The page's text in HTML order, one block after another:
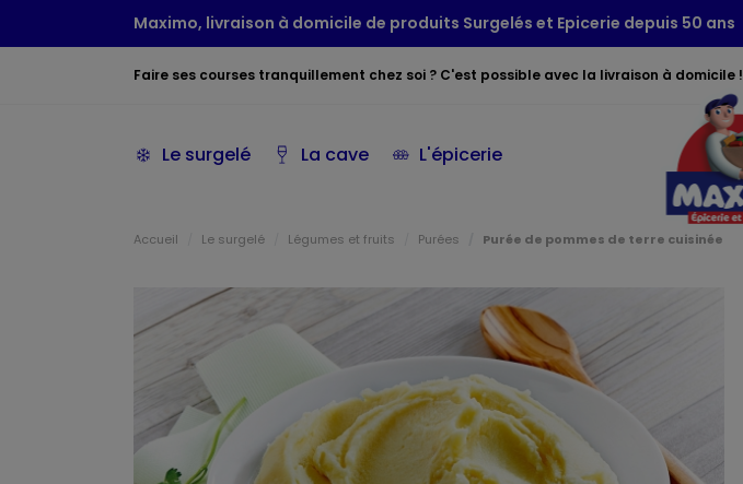
Maximo, livraison à domicile de produits Surgelés et Epicerie depuis 50 ans
Faire ses courses tranquillement chez soi ? C'est possible avec la livraison à domicile !
Le surgelé La cave L'épicerie
Accueil Le surgelé Légumes et fruits Purées Purée de pommes de terre cuisinée